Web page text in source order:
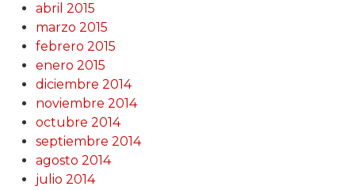
abril 2015
marzo 2015
febrero 2015
enero 2015
diciembre 2014
noviembre 2014
octubre 2014
septiembre 2014
agosto 2014
julio 2014